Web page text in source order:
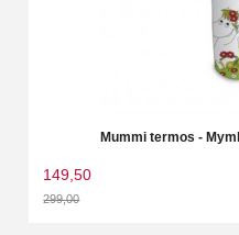
Mummi termos -
149,50
299,00